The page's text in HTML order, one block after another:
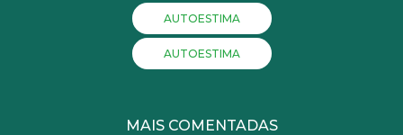
AUTOESTIMA
AUTOESTIMA
MAIS COMENTADAS